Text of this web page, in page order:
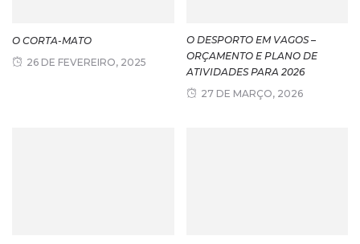
O CORTA-MATO
26 DE FEVEREIRO, 2025
O DESPORTO EM VAGOS –
ORÇAMENTO E PLANO DE
ATIVIDADES PARA 2026
27 DE MARÇO, 2026